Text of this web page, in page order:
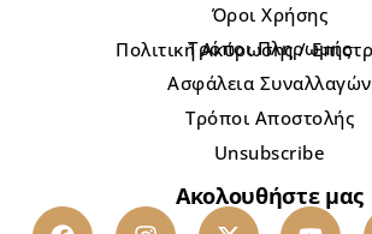
Όροι Χρήσης
Πολιτική Ακύρωσης /
Τρόποι Πληρωμής
Ασφάλεια Συναλλαγών
Τρόποι Αποστολής
Unsubscribe
Ακολουθήστε μας